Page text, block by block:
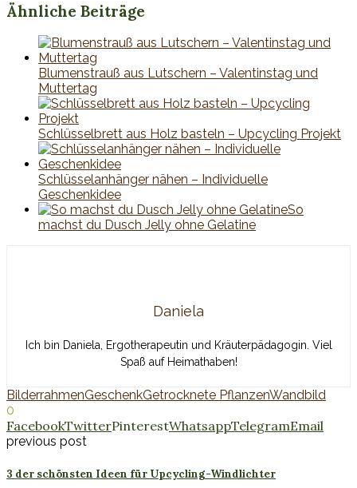
Ähnliche Beiträge
Blumenstrauß aus Lutschern – Valentinstag und
Muttertag
Schlüsselbrett aus Holz basteln – Upcycling Projekt
Schlüsselanhänger nähen – Individuelle
Geschenkidee
So
machst du Dusch Jelly ohne Gelatine
Daniela
Ich bin Daniela, Ergotherapeutin und Kräuterpädagogin. Viel
Spaß auf Heimathaben!
BilderrahmenGeschenkGetrocknete PflanzenWandbild
0
FacebookTwitterPinterestWhatsappTelegramEmail
previous post
3 der schönsten Ideen für Upcycling-Windlichter